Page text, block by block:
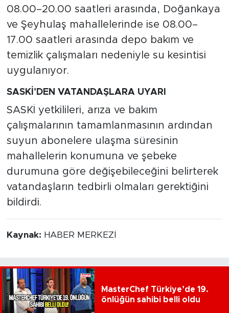
08.00–20.00 saatleri arasında, Doğankaya
ve Şeyhulaş mahallelerinde ise 08.00–
17.00 saatleri arasında depo bakım ve
temizlik çalışmaları nedeniyle su kesintisi
uygulanıyor.
SASKİ’DEN VATANDAŞLARA UYARI
SASKİ yetkilileri, arıza ve bakım
çalışmalarının tamamlanmasının ardından
suyun abonelere ulaşma süresinin
mahallelerin konumuna ve şebeke
durumuna göre değişebileceğini belirterek
vatandaşların tedbirli olmaları gerektiğini
bildirdi.
Kaynak: HABER MERKEZİ
MasterChef Türkiye’de 19.
önlüğün sahibi belli oldu